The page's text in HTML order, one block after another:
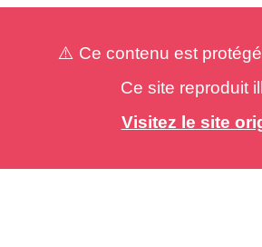
⚠️ Ce contenu est
Ce site reproduit
Visitez le site